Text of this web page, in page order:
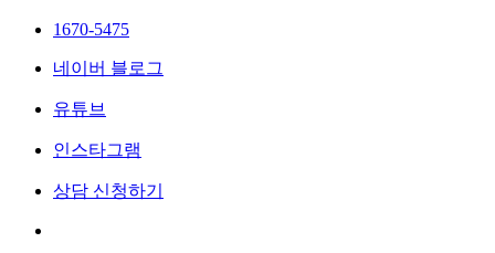
1670-5475
네이버 블로그
유튜브
인스타그램
상담 신청하기